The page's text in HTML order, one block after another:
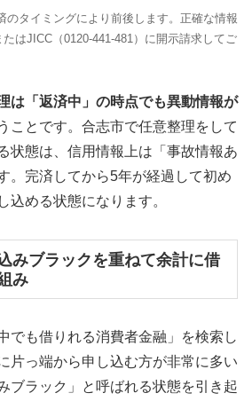
タイミングにより前後します。正確な情報
はJICC（0120-441-481）に開示請求してご
は「返済中」の時点でも異動情報が
ことです。合志市で任意整理をして
状態は、信用情報上は「事故情報あ
。完済してから5年が経過して初め
込める状態になります。
みブラックを重ねて余計に借
み
でも借りれる消費者金融」を検索し
片っ端から申し込む方が非常に多い
ブラック」と呼ばれる状態を引き起